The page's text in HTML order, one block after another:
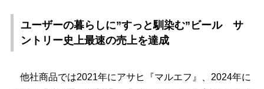
ユーザーの暮らしに”すっと馴染む”ビール サ
ントリー史上最速の売上を達成
他社商品では2021年にアサヒ『マルエフ』、2024年に